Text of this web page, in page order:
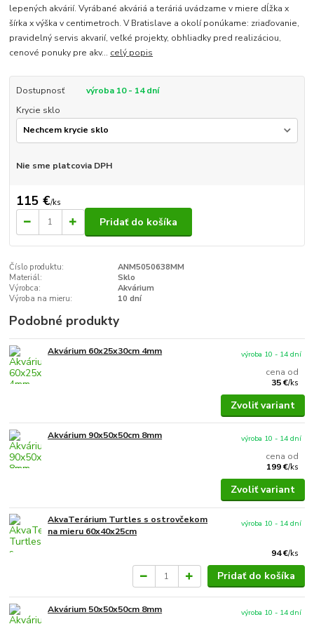
lepených akvárií. Vyrábané akváriá a teráriá uvádzame v miere dĺžka x
šírka x výška v centimetroch. V Bratislave a okolí ponúkame: zriaďovanie,
pravidelný servis akvarií, veľké projekty, obhliadky pred realizáciou,
cenové ponuky pre akv... celý popis
Dostupnosť
výroba 10 - 14 dní
Krycie sklo
Nie sme platcovia DPH
115 €/ks
Pridať do košíka
Číslo produktu:
ANM5050638MM
Materiál:
Sklo
Výrobca:
Akvárium
Výroba na mieru:
10 dní
Podobné produkty
Akvárium 60x25x30cm 4mm
cena od
35 €/ks
výroba 10 - 14 dní
Zvoliť variant
Akvárium 90x50x50cm 8mm
cena od
199 €/ks
výroba 10 - 14 dní
Zvoliť variant
AkvaTerárium Turtles s ostrovčekom
na mieru 60x40x25cm
94 €/ks
výroba 10 - 14 dní
Pridať do košíka
Akvárium 50x50x50cm 8mm
výroba 10 - 14 dní